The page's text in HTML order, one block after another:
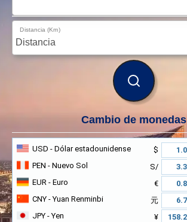
Distancia (Km)
BUSCAR
Cambio de monedas
USD - Dólar estadounidense
$
PEN - Nuevo Sol
S/
EUR - Euro
€
CNY - Yuan Renminbi
元
JPY - Yen
¥